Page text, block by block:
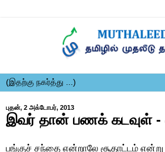
புதன், 2 அக்டோபர், 2013
இவர் தான் பணக் கடவுள் -
பங்குச் சந்தை என்றாலே சூதாட்டம் என்று